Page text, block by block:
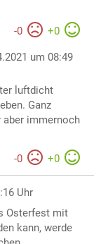
-0 +0
um 08:49
luftdicht
Ganz
immernoch
-0 +0
Uhr
Osterfest mit
kann, werde